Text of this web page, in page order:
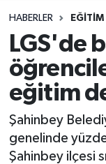
HABERLER EĞITIM
LGS'de
eğitim
Şahinbey
genelinde
Şahinbey ilçesi
Süper Lig
Tüm
Son Dakika
Haber Arşivi